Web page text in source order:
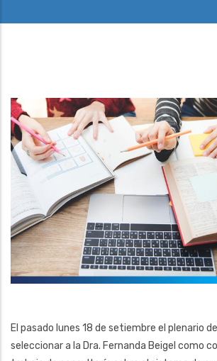
El pasado lunes 18 de setiembre el plenario
seleccionar a la Dra. Fernanda Beigel como